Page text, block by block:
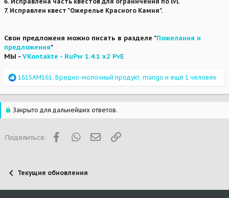
7. Исправлен квест "Ожерелье Красного Камня".
Свои предложеня можно писать в разделе "Пожелания и
предложения"
МЫ - VKontakte - RuPw 1.4.1 x2 PvE
Р
а
ц
161SAM161 Вредно-молочный продукт mango и ещё 1 человек
Закрыто для дальнейших ответов.
Поделиться: FacebookWhatsAppЭлектронная почта
Ссылка
Текущие обновления